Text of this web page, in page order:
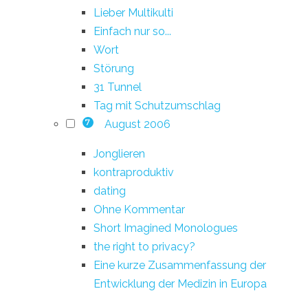
Lieber Multikulti
Einfach nur so...
Wort
Störung
31 Tunnel
Tag mit Schutzumschlag
7 August 2006
Jonglieren
kontraproduktiv
dating
Ohne Kommentar
Short Imagined Monologues
the right to privacy?
Eine kurze Zusammenfassung der
Entwicklung der Medizin in Europa